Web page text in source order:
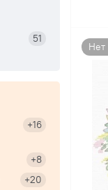
51
+16
+8
+20
Нет